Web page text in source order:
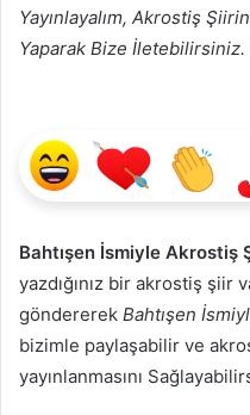
Yayınlayalım, Akrostiş
Yaparak Bize İletebilirsiniz.
Bahtışen İsmiyle Akrostiş
yazdığınız bir akrostiş şiir
göndererek Bahtışen
bizimle paylaşabilir ve
yayınlanmasını